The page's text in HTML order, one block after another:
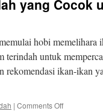
Ikan
Hias
Menarik
yang Cocok
hobi memelihara
untuk
rekomendasi ikan-ikan
| Comments Offon